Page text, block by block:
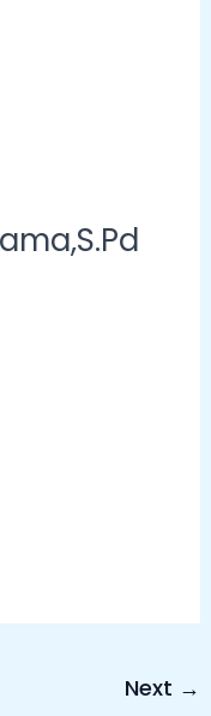
Next →